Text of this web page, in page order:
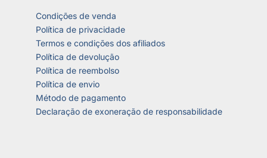
Condições de venda
Política de privacidade
Termos e condições dos afiliados
Política de devolução
Política de reembolso
Política de envio
Método de pagamento
Declaração de exoneração de responsabilidade